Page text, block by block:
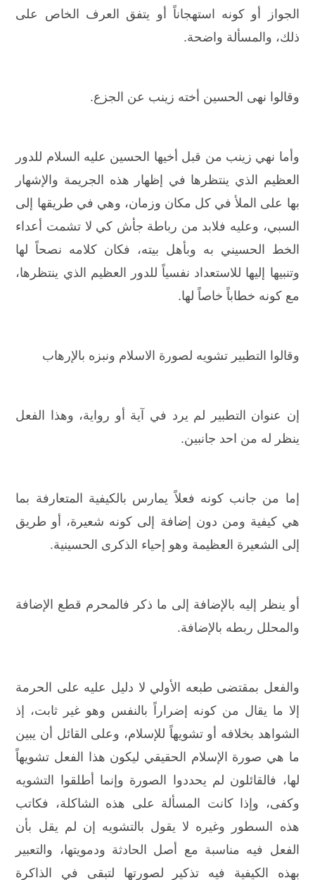
الجواز أو كونه استهجاناً أو يتفق العرف الخاص على
ذلك، والمسألة واضحة.
وقالوا نهى الحسين أخته زينب عن الجزع.
وأما نهي زينب من قبل أخيها الحسين عليه السلام للدور
العظيم الذي ينتظرها في إظهار هذه الجريمة والإشهار
بها على الملأ في كل مكان وزمان، وهي في طريقها إلى
السبي، وعليه فلابد من رباطة جأش كي لا تشمت أعداء
الخط الحسيني به وبأهل بيته، فكان كلامه نصحاً لها
وتنبيها إليها للاستعداد نفسياً للدور العظيم الذي ينتظرها،
مع كونه خطاباً خاصاً لها.
وقالوا التطبير تشويه لصورة الاسلام ونبزه بالإرهاب
إن عنوان التطبير لم يرد في آية أو رواية، وهذا الفعل
ينظر له من احد جانبين.
إما من جانب كونه فعلاً يمارس بالكيفية المتعارفة بما
هي كيفية ومن دون إضافة إلى كونه شعيرة، أو طريق
إلى الشعيرة العظيمة وهو إحياء الذكرى الحسينية.
أو ينظر إليه بالإضافة إلى ما ذكر فالمحرم قطع الإضافة
والمحلل ربطه بالإضافة.
والفعل بمقتضى طبعه الأولي لا دليل عليه على الحرمة
إلا ما يقال من كونه إضراراً بالنفس وهو غير ثابت، إذ
الشواهد بخلافه أو تشويهاً للإسلام، وعلى القائل أن يبين
ما هي صورة الإسلام الحقيقي ليكون هذا الفعل تشويهاً
لها، فالقائلون لم يحددوا الصورة وإنما أطلقوا التشويه
وكفى، وإذا كانت المسألة على هذه الشاكلة، فكاتب
هذه السطور وغيره لا يقول بالتشويه إن لم يقل بأن
الفعل فيه مناسبة مع أصل الحادثة ودمويتها، والتعبير
بهذه الكيفية فيه تذكير لصورتها لتبقى في الذاكرة